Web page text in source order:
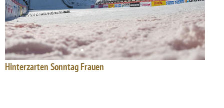
Hinterzarten Sonntag Frauen